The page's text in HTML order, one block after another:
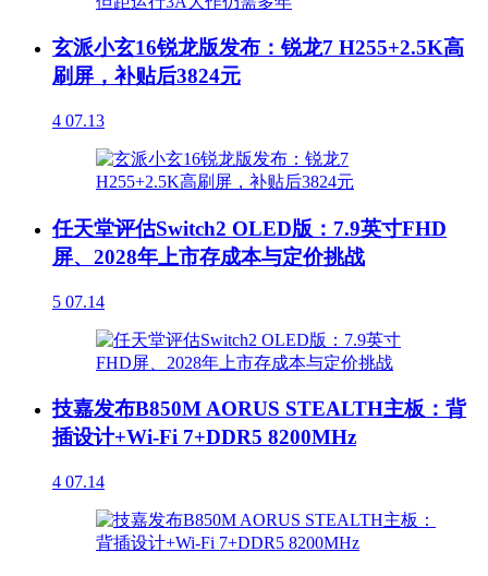
玄派小玄16锐龙版发布：锐龙7 H255+2.5K高
刷屏，补贴后3824元
4 07.13
任天堂评估Switch2 OLED版：7.9英寸FHD
屏、2028年上市存成本与定价挑战
5 07.14
技嘉发布B850M AORUS STEALTH主板：背
插设计+Wi-Fi 7+DDR5 8200MHz
4 07.14